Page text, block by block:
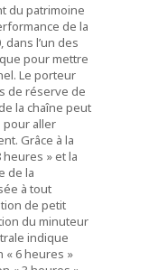
du patrimoine
de la
l’un des
pour mettre
Le porteur
de réserve de
la chaîne peut
pour aller
Grâce à la
» et la
de la
à tout
de petit
du minuteur
indique
« 6 heures »